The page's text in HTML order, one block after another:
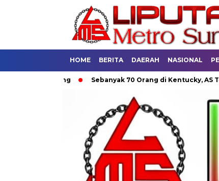
HOME BERITA DAERAH NASIONAL
Sebanyak 70 Orang di Kentucky, AS Tewas